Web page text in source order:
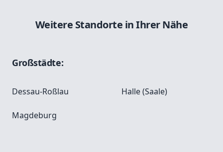
Weitere Standorte in Ihrer Nähe
Großstädte:
Dessau-Roßlau Halle (Saale)
Magdeburg